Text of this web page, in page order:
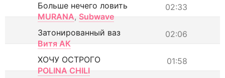
02:33
Больше нечего ловить
MURANA, Subwave
02:06
Затонированный ваз
Витя АК
01:58
ХОЧУ ОСТРОГО
POLINA CHILI